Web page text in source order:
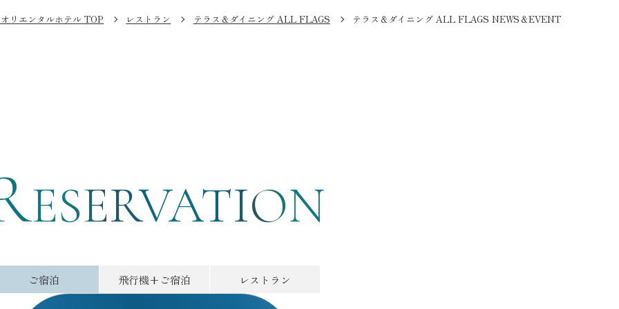
リエンタルホテル TOP レストラン テラス＆ダイニング ALL FLAGS テラス＆ダイニング ALL FLAGS NEWS＆EVENT
ESERVATION
ご宿泊 飛行機+ご宿泊 レストラン